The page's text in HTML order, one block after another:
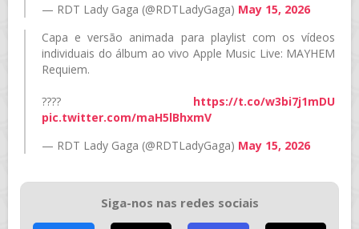
— RDT Lady Gaga (@RDTLadyGaga) May 15, 2026
Capa e versão animada para playlist com os vídeos
individuais do álbum ao vivo Apple Music Live: MAYHEM
Requiem.
???? https://t.co/w3bi7j1mDU
pic.twitter.com/maH5lBhxmV
— RDT Lady Gaga (@RDTLadyGaga) May 15, 2026
Siga-nos nas redes sociais